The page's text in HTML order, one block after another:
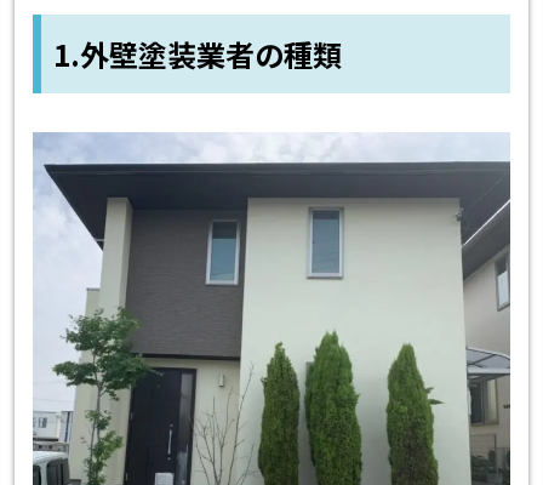
1.外壁塗装業者の種類